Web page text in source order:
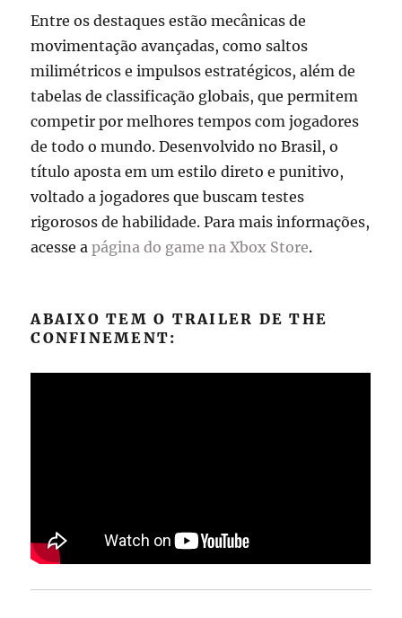
Entre os destaques estão mecânicas de
movimentação avançadas, como saltos
milimétricos e impulsos estratégicos, além de
tabelas de classificação globais, que permitem
competir por melhores tempos com jogadores
de todo o mundo. Desenvolvido no Brasil, o
título aposta em um estilo direto e punitivo,
voltado a jogadores que buscam testes
rigorosos de habilidade. Para mais informações,
acesse apágina do game na Xbox Store.
ABAIXO TEM O TRAILER DE THE
CONFINEMENT: